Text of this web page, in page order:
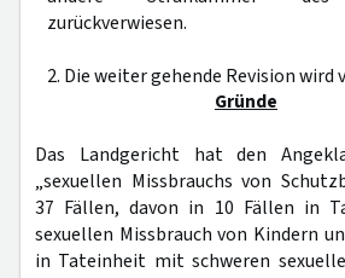
zurückverwiesen.
2. Die weiter gehende Revision wird
Gründe
Das Landgericht hat den
„sexuellen Missbrauchs von
37 Fällen, davon in 10 Fällen in
sexuellen Missbrauch von Kindern
in Tateinheit mit schweren